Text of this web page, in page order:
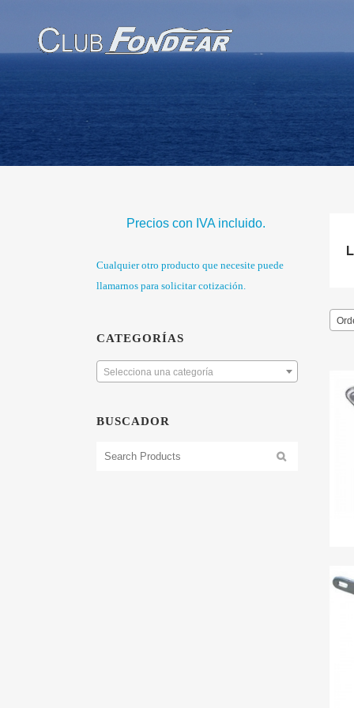
Precios con IVA incluido.
Cualquier otro producto que necesite puede
llamarnos para solicitar cotización.
CATEGORÍAS
Selecciona una categoría
BUSCADOR